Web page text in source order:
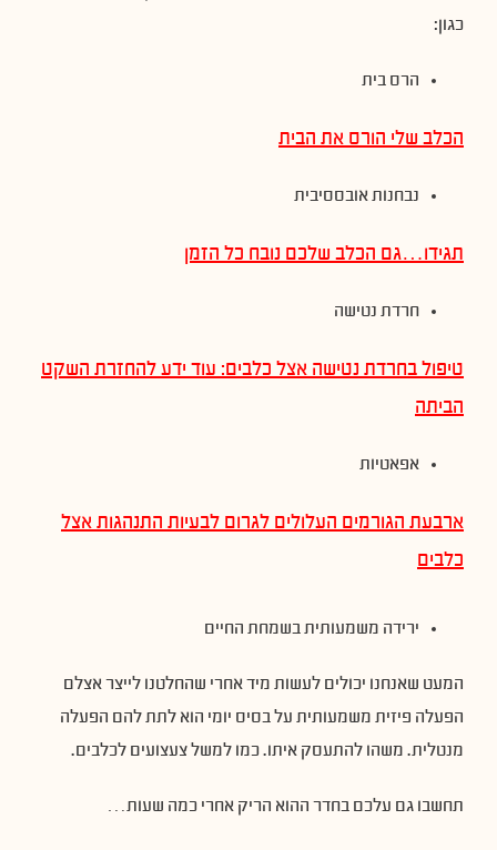
כגון:
הרס בית
הכלב שלי הורס את הבית
נבחנות אובססיבית
תגידו…גם הכלב שלכם נובח כל הזמן
חרדת נטישה
טיפול בחרדת נטישה אצל כלבים: עוד ידע להחזרת השקט
הביתה
אפאטיות
ארבעת הגורמים העלולים לגרום לבעיות התנהגות אצל
כלבים
ירידה משמעותית בשמחת החיים
המעט שאנחנו יכולים לעשות מיד אחרי שהחלטנו לייצר אצלם
הפעלה פיזית משמעותית על בסיס יומי הוא לתת להם הפעלה
מנטלית. משהו להתעסק איתו. כמו למשל צעצועים לכלבים.
תחשבו גם עלכם בחדר ההוא הריק אחרי כמה שעות…